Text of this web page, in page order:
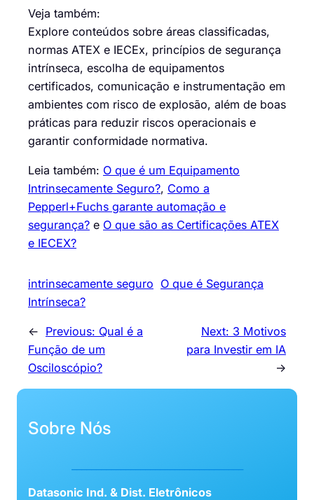
Veja também:
Explore conteúdos sobre áreas classificadas,
normas ATEX e IECEx, princípios de segurança
intrínseca, escolha de equipamentos
certificados, comunicação e instrumentação em
ambientes com risco de explosão, além de boas
práticas para reduzir riscos operacionais e
garantir conformidade normativa.
Leia também: O que é um Equipamento
Intrinsecamente Seguro?, Como a
Pepperl+Fuchs garante automação e
segurança? e O que são as Certificações ATEX
e IECEX?
intrinsecamente seguro O que é Segurança
Intrínseca?
← Previous: Qual é a
Função de um
Osciloscópio?
Next: 3 Motivos
para Investir em IA
→
Sobre Nós
Datasonic Ind. & Dist. Eletrônicos